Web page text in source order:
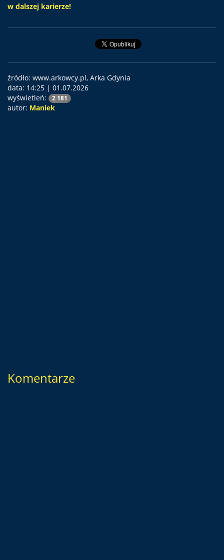
w dalszej karierze!
źródło: www.arkowcy.pl, Arka Gdynia
data: 14:25 | 01.07.2026
wyświetleń:
2 181
autor: Maniek
Komentarze